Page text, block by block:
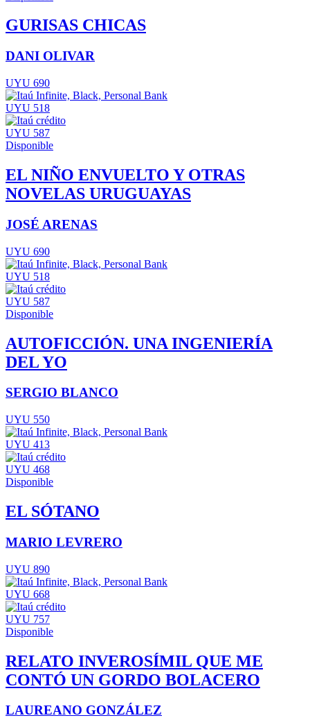
GURISAS CHICAS
DANI OLIVAR
UYU 690
UYU 518
UYU 587
Disponible
EL NIÑO ENVUELTO Y OTRAS
NOVELAS URUGUAYAS
JOSÉ ARENAS
UYU 690
UYU 518
UYU 587
Disponible
AUTOFICCIÓN. UNA INGENIERÍA
DEL YO
SERGIO BLANCO
UYU 550
UYU 413
UYU 468
Disponible
EL SÓTANO
MARIO LEVRERO
UYU 890
UYU 668
UYU 757
Disponible
RELATO INVEROSÍMIL QUE ME
CONTÓ UN GORDO BOLACERO
LAUREANO GONZÁLEZ